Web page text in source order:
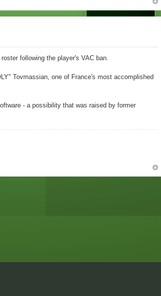
following the player's VAC ban.
Tovmassian, one of France's most accomplished
- a possibility that was raised by former